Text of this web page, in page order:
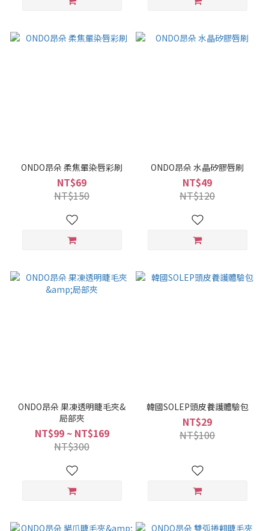
ONDO昂朵 柔焦暈染唇彩刷
NT$69
NT$150
ONDO昂朵 水晶矽膠唇刷
NT$49
NT$120
ONDO昂朵 果凍透明睫毛夾&
局部夾
NT$99 ~ NT$169
NT$300
韓國SOLEP頭皮養護體驗包
NT$29
NT$100